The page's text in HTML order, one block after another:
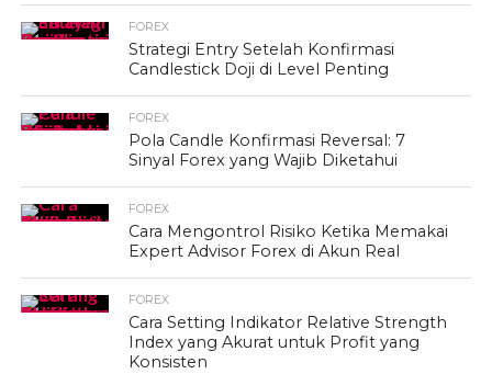
FOREX
Strategi Entry Setelah Konfirmasi
Candlestick Doji di Level Penting
FOREX
Pola Candle Konfirmasi Reversal: 7
Sinyal Forex yang Wajib Diketahui
FOREX
Cara Mengontrol Risiko Ketika Memakai
Expert Advisor Forex di Akun Real
FOREX
Cara Setting Indikator Relative Strength
Index yang Akurat untuk Profit yang
Konsisten